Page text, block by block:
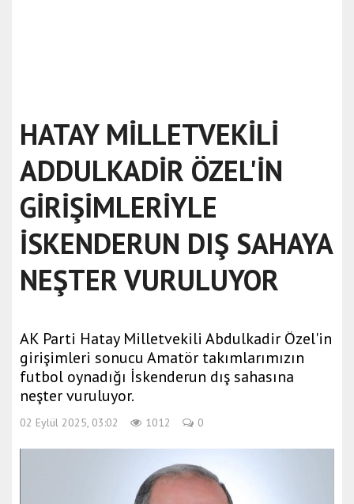
HATAY MİLLETVEKİLİ
ADDULKADİR ÖZEL'İN
GİRİŞİMLERİYLE
İSKENDERUN DIŞ SAHAYA
NEŞTER VURULUYOR
AK Parti Hatay Milletvekili Abdulkadir Özel'in
girişimleri sonucu Amatör takımlarımızın
futbol oynadığı İskenderun dış sahasına
neşter vuruluyor.
02 Eylül 2025, 03:02 1012 0